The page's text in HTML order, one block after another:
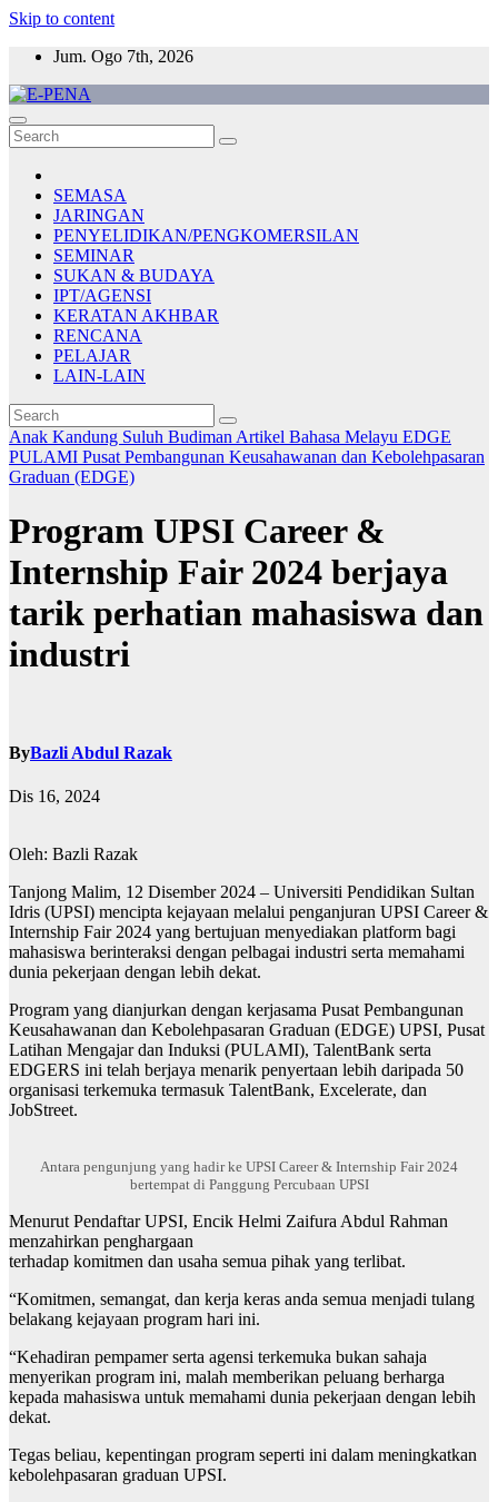
Skip to content
Jum. Ogo 7th, 2026
E-PENA
Berita Digital Terkini
SEMASA
JARINGAN
PENYELIDIKAN/PENGKOMERSILAN
SEMINAR
SUKAN & BUDAYA
IPT/AGENSI
KERATAN AKHBAR
RENCANA
PELAJAR
LAIN-LAIN
Anak Kandung Suluh Budiman Artikel Bahasa Melayu EDGE
PULAMI Pusat Pembangunan Keusahawanan dan Kebolehpasaran
Graduan (EDGE)
Program UPSI Career &
Internship Fair 2024 berjaya
tarik perhatian mahasiswa dan
industri
ByBazli Abdul Razak
Dis 16, 2024
Oleh: Bazli Razak
Tanjong Malim, 12 Disember 2024 – Universiti Pendidikan Sultan
Idris (UPSI) mencipta kejayaan melalui penganjuran UPSI Career &
Internship Fair 2024 yang bertujuan menyediakan platform bagi
mahasiswa berinteraksi dengan pelbagai industri serta memahami
dunia pekerjaan dengan lebih dekat.
Program yang dianjurkan dengan kerjasama Pusat Pembangunan
Keusahawanan dan Kebolehpasaran Graduan (EDGE) UPSI, Pusat
Latihan Mengajar dan Induksi (PULAMI), TalentBank serta
EDGERS ini telah berjaya menarik penyertaan lebih daripada 50
organisasi terkemuka termasuk TalentBank, Excelerate, dan
JobStreet.
Antara pengunjung yang hadir ke UPSI Career & Internship Fair 2024
bertempat di Panggung Percubaan UPSI
Menurut Pendaftar UPSI, Encik Helmi Zaifura Abdul Rahman
menzahirkan penghargaan
terhadap komitmen dan usaha semua pihak yang terlibat.
“Komitmen, semangat, dan kerja keras anda semua menjadi tulang
belakang kejayaan program hari ini.
“Kehadiran pempamer serta agensi terkemuka bukan sahaja
menyerikan program ini, malah memberikan peluang berharga
kepada mahasiswa untuk memahami dunia pekerjaan dengan lebih
dekat.
Tegas beliau, kepentingan program seperti ini dalam meningkatkan
kebolehpasaran graduan UPSI.